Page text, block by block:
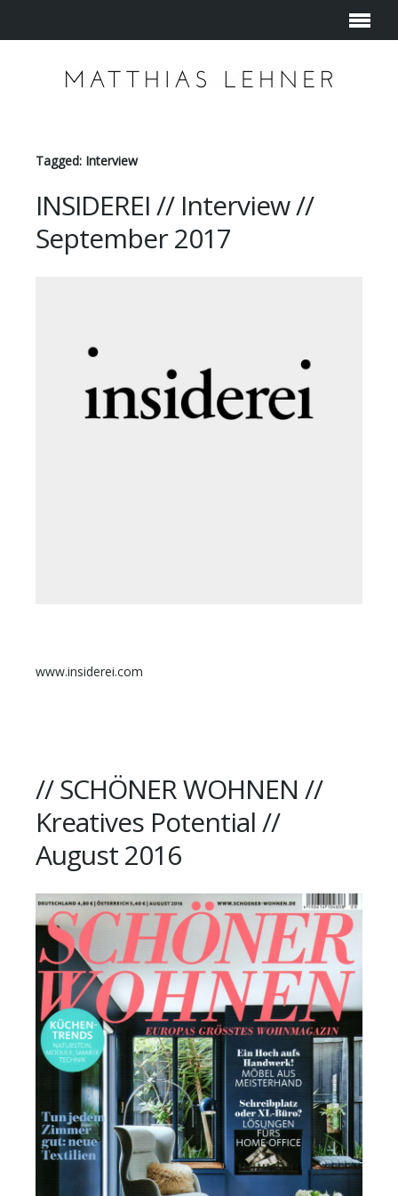
Tagged: Interview
INSIDEREI // Interview //
September 2017
www.insiderei.com
// SCHÖNER WOHNEN //
Kreatives Potential //
August 2016